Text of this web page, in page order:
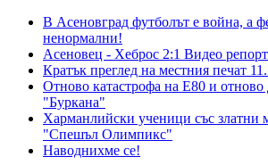
В Асеновград футболът е война, а
ненормални!
Асеновец - Хеброс 2:1 Видео
Кратък преглед на местния печат
Отново катастрофа на Е80 и отново
"Буркана"
Харманлийски ученици със златни
"Спешъл Олимпикс"
Наводнихме се!